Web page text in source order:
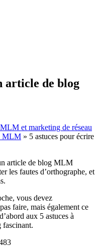
article de blog
et marketing de réseau
MLM » 5 astuces pour écrire
article de blog MLM
les fautes d’orthographe, et
vous devez
faire, mais également ce
aux 5 astuces à
fascinant.